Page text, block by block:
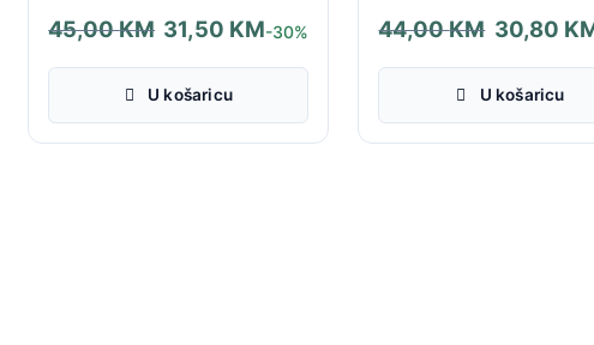
45,00KM
Izvorna
cijena
31,50 KM
Trenutna
cijena
-30%
U košaricu
44,00KM
Izvorna
cijena
30,80
Trenutna
cijena
U košaricu